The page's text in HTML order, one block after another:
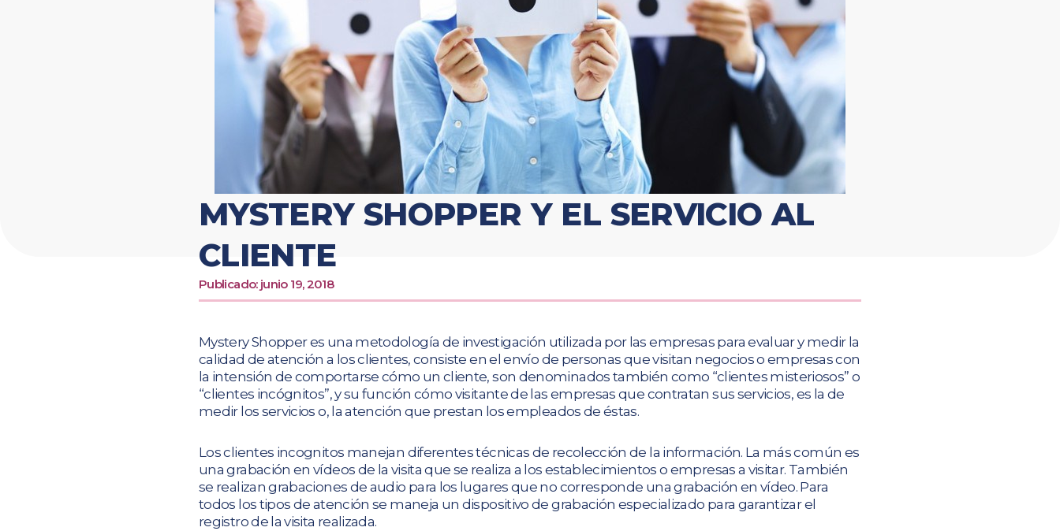
MYSTERY SHOPPER Y EL SERVICIO AL
CLIENTE
Publicado: junio 19, 2018
Mystery Shopper es una metodología de investigación utilizada por las empresas para evaluar y medir la
calidad de atención a los clientes, consiste en el envío de personas que visitan negocios o empresas con
la intensión de comportarse cómo un cliente, son denominados también como “clientes misteriosos” o
“clientes incógnitos”, y su función cómo visitante de las empresas que contratan sus servicios, es la de
medir los servicios o, la atención que prestan los empleados de éstas.
Los clientes incognitos manejan diferentes técnicas de recolección de la información. La más común es
una grabación en vídeos de la visita que se realiza a los establecimientos o empresas a visitar. También
se realizan grabaciones de audio para los lugares que no corresponde una grabación en vídeo. Para
todos los tipos de atención se maneja un dispositivo de grabación especializado para garantizar el
registro de la visita realizada.